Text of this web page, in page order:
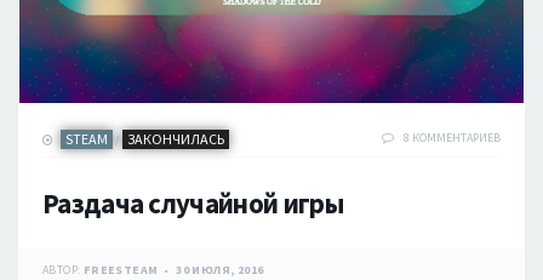
STEAM / ЗАКОНЧИЛАСЬ 8 КОММЕНТАРИЕВ
Раздача случайной игры
АВТОР: FREESTEAM 30 ИЮЛЯ, 2016